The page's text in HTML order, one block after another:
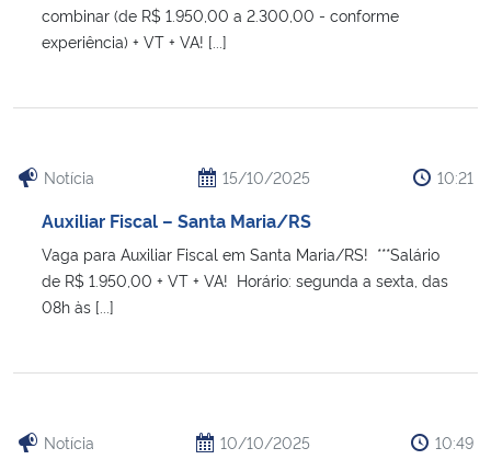
combinar (de R$ 1.950,00 a 2.300,00 - conforme
experiência) + VT + VA! [...]
Notícia 15/10/2025 10:21
Auxiliar Fiscal – Santa Maria/RS
Vaga para Auxiliar Fiscal em Santa Maria/RS! ***Salário
de R$ 1.950,00 + VT + VA! Horário: segunda a sexta, das
08h às [...]
Notícia 10/10/2025 10:49